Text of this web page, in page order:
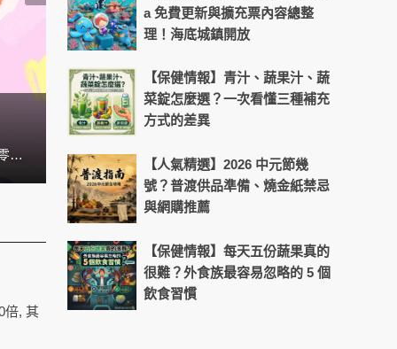
想和孩子輕鬆打成一片嗎？兒童台人氣姐姐貝童彤，累積近20年的經驗，這次將公開她的相處溝通心法，讓你也能和孩子零距離，關係更親密！
換季流感高峰延長！日常飲食與作
隨著疫情進入新階段，口罩鬆綁、外出活動增加，許多
倍, 其
a 免費更新與擴充票內容總整
理！海底城鎮開放
【保健情報】青汁、蔬果汁、蔬
菜錠怎麼選？一次看懂三種補充
方式的差異
【人氣精選】2026 中元節幾
號？普渡供品準備、燒金紙禁忌
與網購推薦
【保健情報】每天五份蔬果真的
很難？外食族最容易忽略的 5 個
飲食習慣